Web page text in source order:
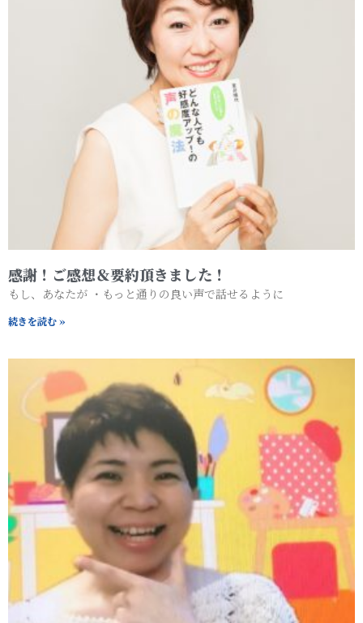
感謝！ご感想＆要約頂きました！
もし、あなたが ・もっと通りの良い声で話せるように
続きを読む »